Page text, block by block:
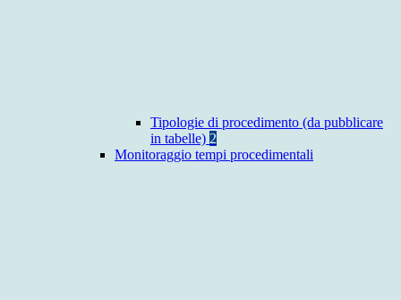
Tipologie di procedimento (da pubblicare
in tabelle) 2
Monitoraggio tempi procedimentali